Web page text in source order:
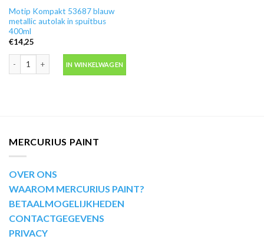
Motip Kompakt 53687 blauw
metallic autolak in spuitbus
400ml
€14,25
IN WINKELWAGEN
MERCURIUS PAINT
OVER ONS
WAAROM MERCURIUS PAINT?
BETAALMOGELIJKHEDEN
CONTACTGEGEVENS
PRIVACY